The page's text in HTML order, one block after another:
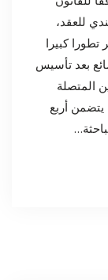
للعقد،
كبيرا
بعد تأسيس
المتصلة
سوف يتضمن أربع